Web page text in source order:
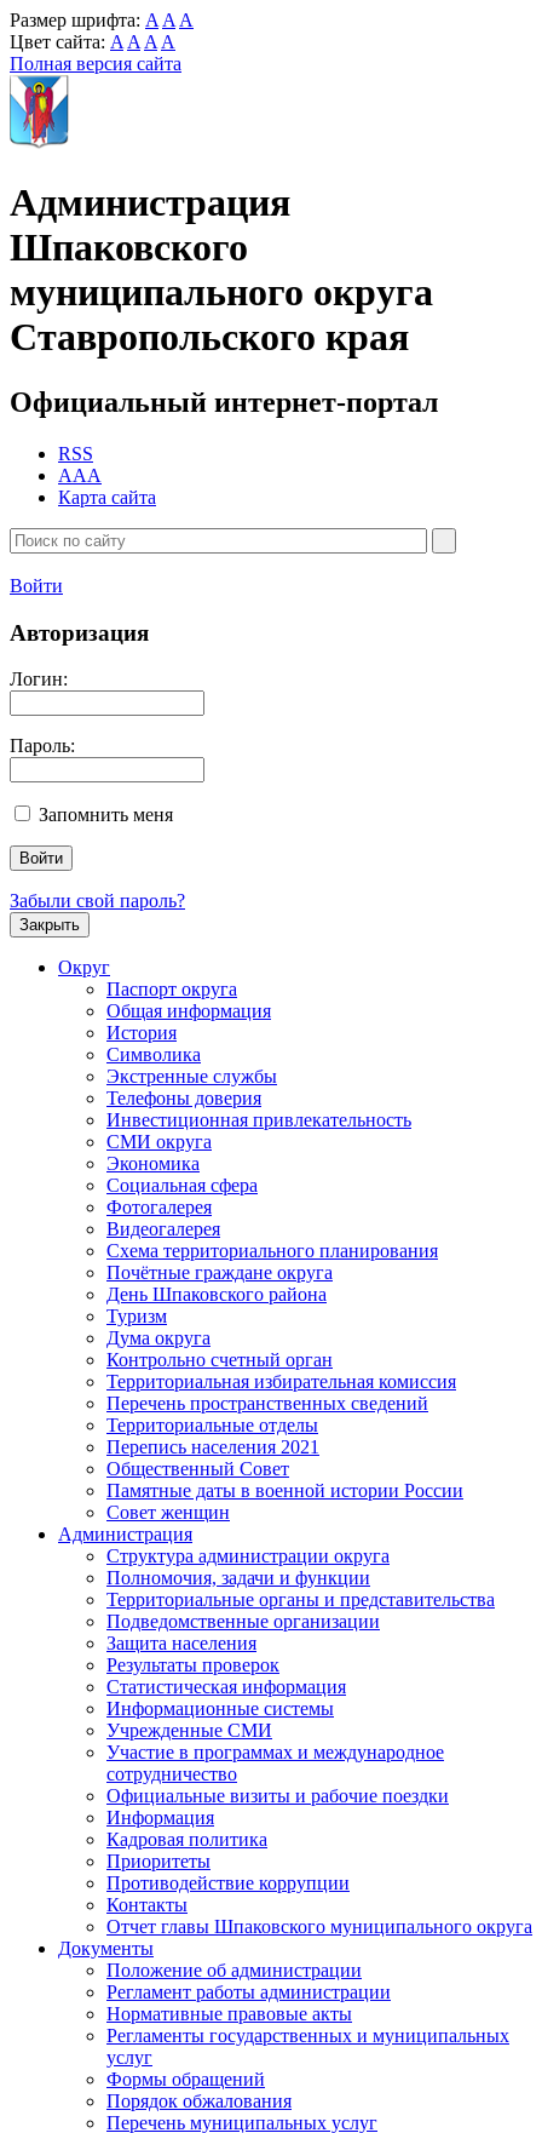
Размер шрифта: A A A
Цвет сайта: A A A A
Полная версия сайта
Администрация
Шпаковского
муниципального округа
Ставропольского края
Официальный интернет-портал
RSS
AAA
Карта сайта
Войти
Авторизация
Логин:
Пароль:
Запомнить меня
Забыли свой пароль?
Закрыть
Округ
Паспорт округа
Общая информация
История
Символика
Экстренные службы
Телефоны доверия
Инвестиционная привлекательность
СМИ округа
Экономика
Социальная сфера
Фотогалерея
Видеогалерея
Схема территориального планирования
Почётные граждане округа
День Шпаковского района
Туризм
Дума округа
Контрольно счетный орган
Территориальная избирательная комиссия
Перечень пространственных сведений
Территориальные отделы
Перепись населения 2021
Общественный Совет
Памятные даты в военной истории России
Совет женщин
Администрация
Структура администрации округа
Полномочия, задачи и функции
Территориальные органы и представительства
Подведомственные организации
Защита населения
Результаты проверок
Статистическая информация
Информационные системы
Учрежденные СМИ
Участие в программах и международное
сотрудничество
Официальные визиты и рабочие поездки
Информация
Кадровая политика
Приоритеты
Противодействие коррупции
Контакты
Отчет главы Шпаковского муниципального округа
Документы
Положение об администрации
Регламент работы администрации
Нормативные правовые акты
Регламенты государственных и муниципальных
услуг
Формы обращений
Порядок обжалования
Перечень муниципальных услуг